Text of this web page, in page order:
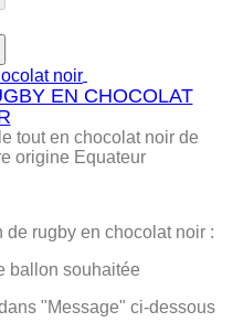
EN CHOCOLAT
tout en chocolat noir de
origine Equateur
rugby en chocolat noir :
ballon souhaitée
"Message" ci-dessous